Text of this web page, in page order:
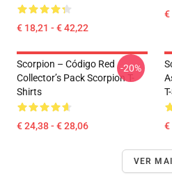
€ 18,21 - € 42,22
€
Scorpion – Código Red
Collector’s Pack Scorpion T-
Shirts
€ 24,38 - € 28,06
-20%
€
VER